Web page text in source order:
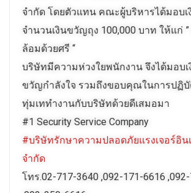
จำกัด โดยตัวแทน คณะผู้บริหารได้มอบ
จำนวนเงินขวัญถุง 100,000 บาท ให้แก่
ล้อมด้วยศรี “
บริษัทมีความห่วงใยพนักงาน จึงได้มอบเ
ขวัญกำลังใจ รวมถึงขอบคุณในการปฏิ
ทุ่มเททำงานกับบริษัทด้วยดีเสมอมา
#1 Security Service Company
#บริษัทรักษาความปลอดภัยแรงเจอร์อิน
จำกัด
โทร.02-717-3640 ,092-171-6616